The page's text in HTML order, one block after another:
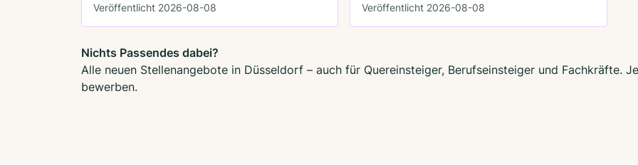
Veröffentlicht 2026-08-08 Veröffentlicht 2026-08-08
Nichts Passendes dabei?
Alle neuen Stellenangebote in Düsseldorf – auch für Quereinsteiger, Berufseinsteiger und Fachkräfte.
bewerben.